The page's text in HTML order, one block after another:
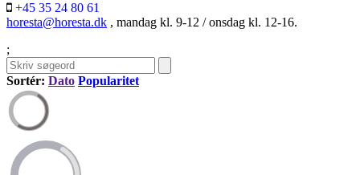
+45 35 24 80 61
horesta@horesta.dk , mandag kl. 9-12 / onsdag kl. 12-16.
;
Sortér: Dato Popularitet